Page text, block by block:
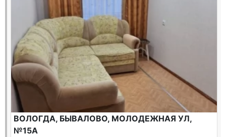
ВОЛОГДА, БЫВАЛОВО, МОЛОДЕЖНАЯ УЛ,
№15А